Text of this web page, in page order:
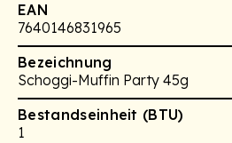
EAN
7640146831965
Bezeichnung
Schoggi-Muffin Party 45g
Bestandseinheit (BTU)
1